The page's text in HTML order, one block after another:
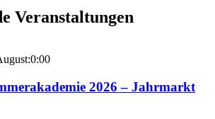
Veranstaltungen
2026 – Jahrmarkt